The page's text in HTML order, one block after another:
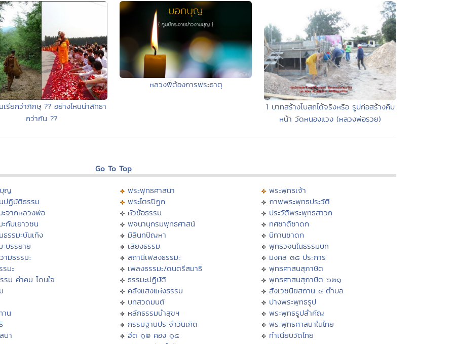
เรียกว่าภิกษุ ?? อย่างไหนน่าสัทธา
กว่ากัน ??
หลวงพี่ต้องการพระธาตุ
1 บาทสร้างโบสถได้จริงหรือ รูปก่อสร้างคืบ
หน้า วัดหนองแวง (หลวงพ่อรวย)
Go To Top
ญ
ปฏิบัติธรรม
ะจากหลวงพ่อ
ะกับเยาวชน
ธรรมะบันเทิง
ะบรรยาย
ามธรรมะ
รมะ
รม คำคม โดนใจ
น
นา
พระพุทธศาสนา
พระไตรปิฏก
หัวข้อธรรม
พจนานุกรมพุทธศาสน์
มิลินทปัญหา
เสียงธรรม
สถานีเพลงธรรมะ
เพลงธรรมะ/ดนตรีสมาธิ
ธรรมะปฏิบัติ
คลังแสงแห่งธรรม
บทสวดมนต์
หลักธรรมนำสุขฯ
กรรมฐานประจำวันเกิด
ฮีต ๑๒ คอง ๑๔
พระพุทธเจ้า
ภาพพระพุทธประวัติ
ประวัติพระพุทธสาวก
ทศชาติชาดก
นิทานชาดก
พุทธวจนในธรรมบท
มงคล ๓๘ ประการ
พุทธศาสนสุภาษิต
พุทธศาสนสุภาษิต ๖๒๑
สังเวชนียสถาน ๔ ตำบล
ปางพระพุทธรูป
พระพุทธรูปสำคัญ
พระพุทธศาสนาในไทย
ทำเนียบวัดไทย